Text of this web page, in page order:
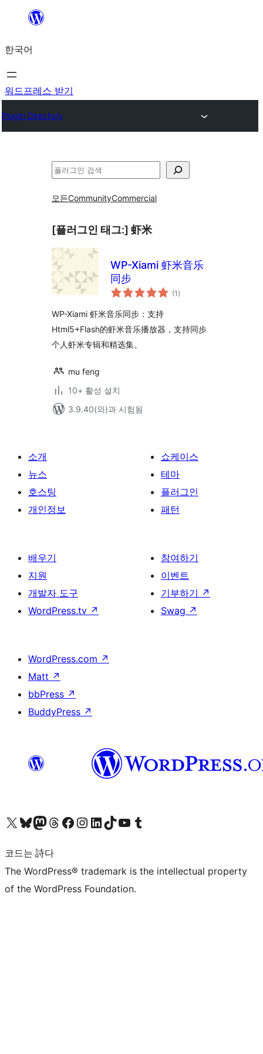
츠
로
바
가
한국어
워드프레스 받기
Plugin Directory
검
모든CommunityCommercial
[플러그인 태그:] 虾米
WP-Xiami 虾米音乐
同步
(1 전
체)
WP-Xiami 虾米音乐同步：支持
Html5+Flash的虾米音乐播放器，支持同步
个人虾米专辑和精选集。
mu feng
10+ 활성 설치
3.9.40(와)과 시험됨
소개
뉴스
호스팅
개인정보
쇼케이스
테마
플러그인
패턴
배우기
지원
개발자 도구
WordPress.tv ↗
참여하기
이벤트
기부하기 ↗
Swag ↗
WordPress.com ↗
Matt ↗
bbPress ↗
BuddyPress ↗
X(이전 트위터) 계정 방문하기블루스카이 계정 방문하기마스토돈 계정 방문하기스레드 계정 방문하기 페이스북 페이지 방문하기인스타그램 계정 방문하기 LinkedIn 계정 방문하기틱톡 계정 방문하기유튜브 채널 방문하기 텀블러 계정 방문하기
코드는 詩다
The WordPress® trademark is the intellectual property
of the WordPress Foundation.